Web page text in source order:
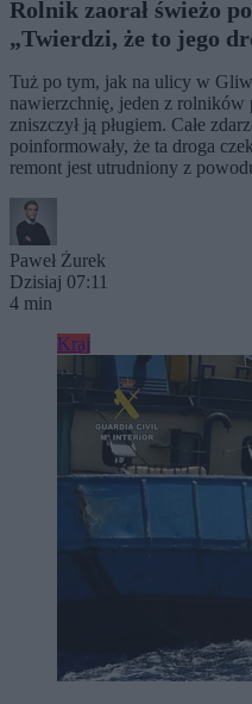
Rolnik zaorał świeżo
„Twierdzi, że to jego
Tuż po tym, jak na ulicy w
nawierzchnię, jeden z rolników
zniszczył ją pługiem. Całe
poinformowały, że ta droga
remont jest utrudniony z
Paweł Żurek
Dzisiaj 07:11
4 min
Kraj